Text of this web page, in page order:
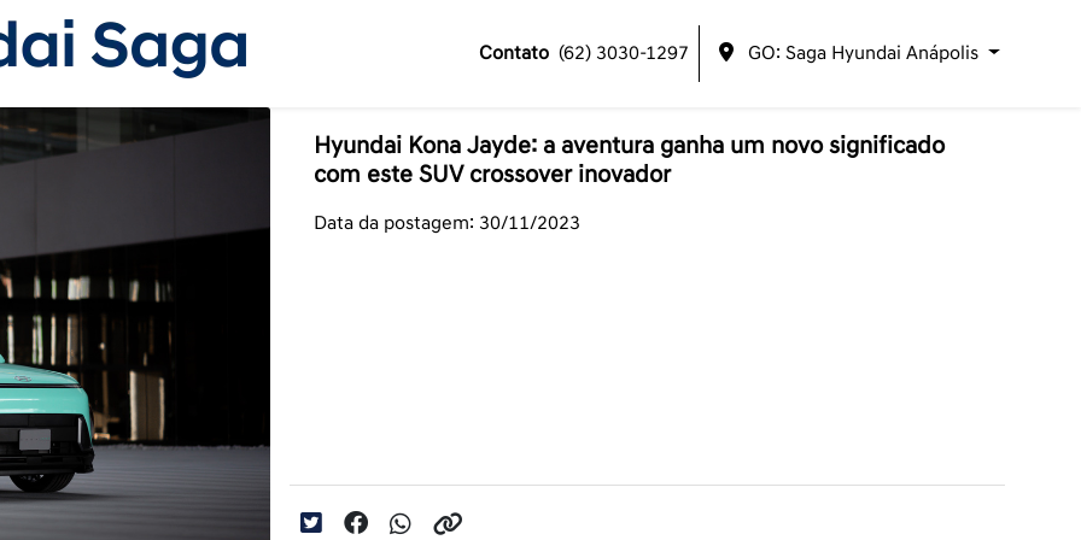
Contato (62) 3030-1297 GO: Saga Hyundai Anápolis
Hyundai Kona Jayde: a aventura ganha um novo significado
com este SUV crossover inovador
Data da postagem: 30/11/2023